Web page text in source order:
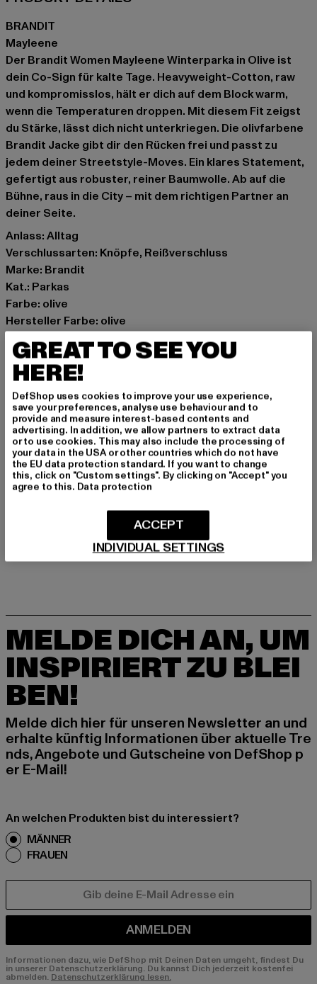
BRANDIT
Mayleene
Der Brandit Women Mayleene Winterparka in Olive ist
dein Co-Sign für kalte Tage. Heavyweight-Cotton, raw
und kompromisslos, hält er dich auf dem Block warm,
wenn die Temperaturen droppen. Mit diesem Fit zeigst
du Stärke, lässt dich nicht unterkriegen. Die olivfarbene
Brandit Jacke gibt dir den Rücken frei und passt zu
jedem deiner Streetstyle-Moves. Ein klares Statement,
gefertigt aus robuster, reiner Baumwolle. Ab auf die
Bühne, raus in die City – mit dem richtigen Partner an
deiner Seite.
Anlass: Alltag
Verschlussarten: Knöpfe, Reißverschluss
Marke: Brandit
Kat.: Parkas
Farbe: olive
Hersteller Farbe: olive
Materialzusammensetzung: 100% Baumwolle
Art.Nr: BD33120-00176
Hersteller: Brandit Textil GmbH |
info@brandit-wear.com
Spichernstraße 6a | 50672 Köln | DE
GRÖSSE & PASSFORM
PFLEGEHINWEISE
LIEFERUNG & RÜCKGABE
MELDE DICH AN, UM
INSPIRIERT ZU BLEI
BEN!
Melde dich hier für unseren Newsletter an und
erhalte künftig Informationen über aktuelle Tre
nds, Angebote und Gutscheine von DefShop p
er E-Mail!
An welchen Produkten bist du interessiert?
MÄNNER
FRAUEN
ANMELDEN
Informationen dazu, wie DefShop mit Deinen Daten umgeht, findest Du
in unserer Datenschutzerklärung. Du kannst Dich jederzeit kostenfei
abmelden. Datenschutzerklärung lesen.
GREAT TO SEE YOU
HERE!
DefShop uses cookies to improve your use experience,
save your preferences, analyse use behaviour and to
provide and measure interest-based contents and
advertising. In addition, we allow partners to extract data
or to use cookies. This may also include the processing of
your data in the USA or other countries which do not have
the EU data protection standard. If you want to change
this, click on "Custom settings". By clicking on "Accept" you
agree to this. Data protection
INDIVIDUAL SETTINGS
ACCEPT